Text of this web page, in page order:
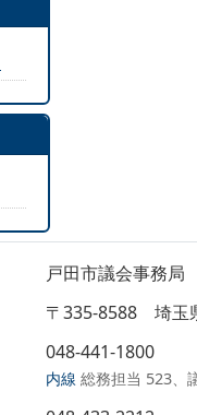
戸田市議会事務局
〒335-8588 埼玉
048-441-1800
内線 総務担当 523、